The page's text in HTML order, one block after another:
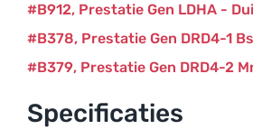
Prestatie Gen LDHA -
B912
Prestatie Gen DRD4-1
B378
Prestatie Gen DRD4-2
B379
Specificaties